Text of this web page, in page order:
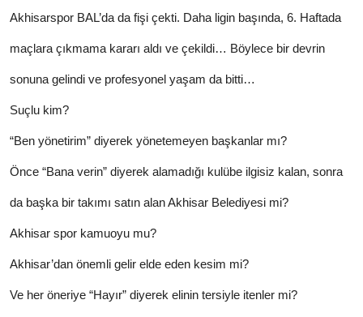
Akhisarspor BAL’da da fişi çekti. Daha ligin başında, 6. Haftada
maçlara çıkmama kararı aldı ve çekildi… Böylece bir devrin
sonuna gelindi ve profesyonel yaşam da bitti…
Suçlu kim?
“Ben yönetirim” diyerek yönetemeyen başkanlar mı?
Önce “Bana verin” diyerek alamadığı kulübe ilgisiz kalan, sonra
da başka bir takımı satın alan Akhisar Belediyesi mi?
Akhisar spor kamuoyu mu?
Akhisar’dan önemli gelir elde eden kesim mi?
Ve her öneriye “Hayır” diyerek elinin tersiyle itenler mi?